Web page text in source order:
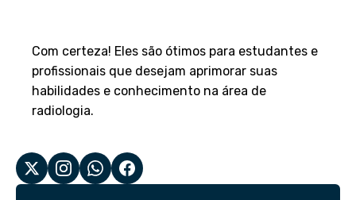
Com certeza! Eles são ótimos para estudantes e
profissionais que desejam aprimorar suas
habilidades e conhecimento na área de
radiologia.